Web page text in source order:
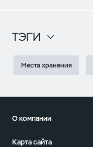
ТЭГИ
Места хранения
О компании
Карта сайта